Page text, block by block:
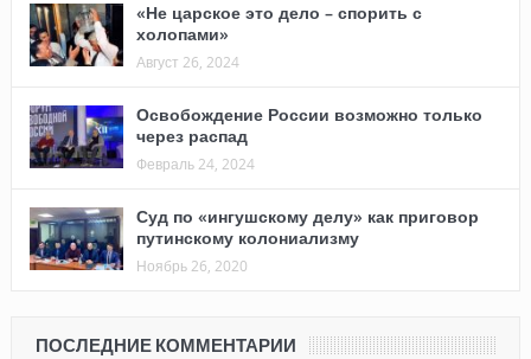
«Не царское это дело – спорить с
холопами»
Август 26, 2024
Освобождение России возможно только
через распад
Февраль 24, 2024
Суд по «ингушскому делу» как приговор
путинскому колониализму
Ноябрь 26, 2020
ПОСЛЕДНИЕ КОММЕНТАРИИ